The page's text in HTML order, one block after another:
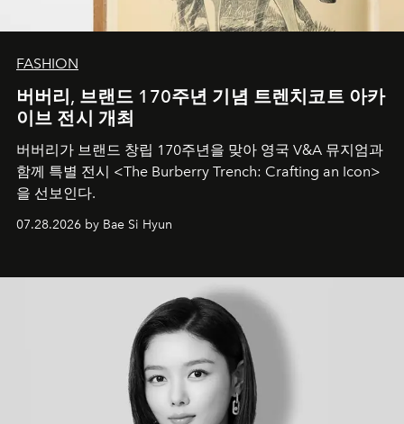
FASHION
버버리, 브랜드 170주년 기념 트렌치코트 아카
이브 전시 개최
버버리가 브랜드 창립 170주년을 맞아 영국 V&A 뮤지엄과
함께 특별 전시 <The Burberry Trench: Crafting an Icon>
을 선보인다.
07.28.2026 by Bae Si Hyun